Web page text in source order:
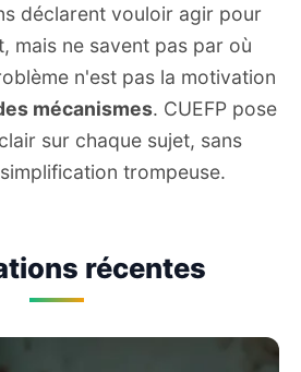
déclarent vouloir agir pour
mais ne savent pas par où
n'est pas la motivation
mécanismes. CUEFP pose
sur chaque sujet, sans
trompeuse.
récentes